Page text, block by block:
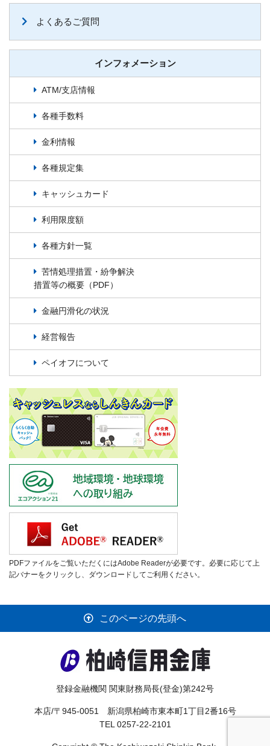
よくあるご質問
インフォメーション
ATM/支店情報
各種手数料
金利情報
各種規定集
キャッシュカード
利用限度額
各種方針一覧
苦情処理措置・紛争解決
措置等の概要（PDF）
金融円滑化の状況
経営報告
ペイオフについて
PDFファイルをご覧いただくにはAdobe Readerが必要です。必要に応じて上
記バナーをクリックし、ダウンロードしてご利用ください。
このページの先頭へ
登録金融機関 関東財務局長(登金)第242号
本店/〒945-0051 新潟県柏崎市東本町1丁目2番16号
TEL 0257-22-2101